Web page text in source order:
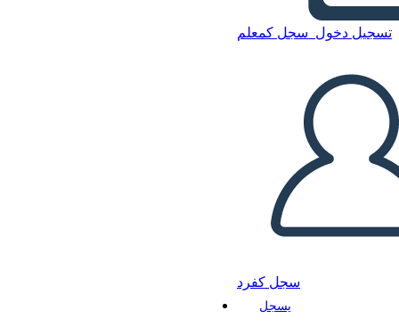
تسجيل دخول سجل كمعلم
سجل كفرد
يسجل